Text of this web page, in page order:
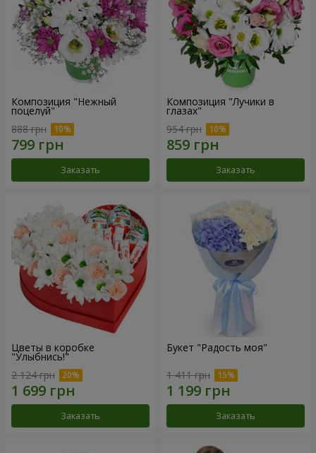
Композиция "Нежный
поцелуй"
888 грн
Заказать
Композиция "Лучики в
глазах"
954 грн
Заказать
Цветы в коробке
"Улыбнись!"
2 124 грн
Заказать
Букет "Радость моя"
1 411 грн
Заказать